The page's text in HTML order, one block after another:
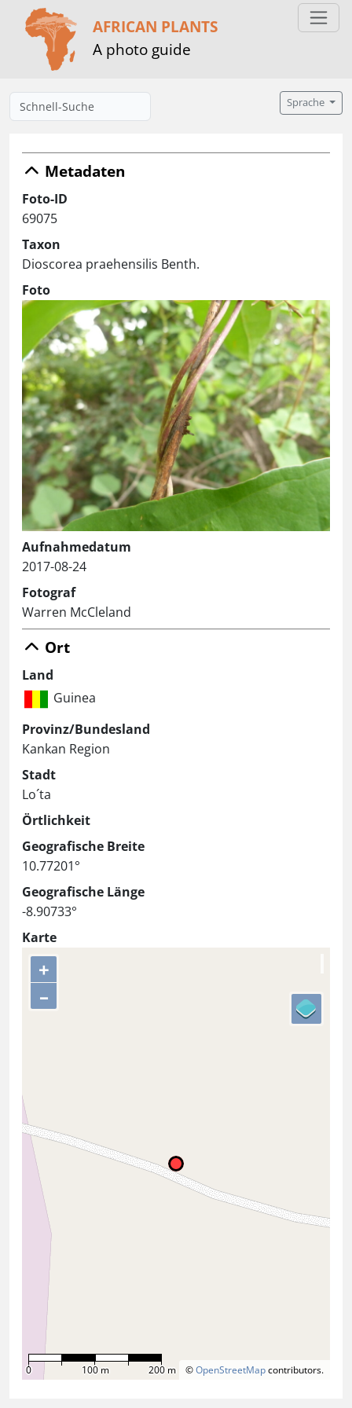
AFRICAN PLANTS
A photo guide
Sprache
Metadaten
Foto-ID
69075
Taxon
Dioscorea praehensilis Benth.
Foto
Aufnahmedatum
2017-08-24
Fotograf
Warren McCleland
Ort
Land
Guinea
Provinz/Bundesland
Kankan Region
Stadt
Lo´ta
Örtlichkeit
Geografische Breite
10.77201°
Geografische Länge
-8.90733°
Karte
+
–
©OpenStreetMapcontributors.
0 100 m 200 m